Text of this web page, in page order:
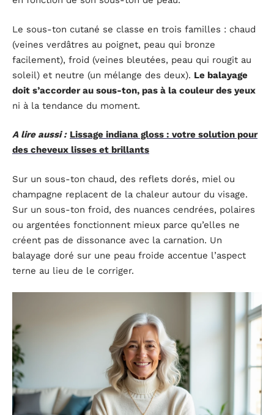
Le sous-ton cutané se classe en trois familles : chaud
(veines verdâtres au poignet, peau qui bronze
facilement), froid (veines bleutées, peau qui rougit au
soleil) et neutre (un mélange des deux). Le balayage
doit s’accorder au sous-ton, pas à la couleur des yeux
ni à la tendance du moment.
A lire aussi : Lissage indiana gloss : votre solution pour
des cheveux lisses et brillants
Sur un sous-ton chaud, des reflets dorés, miel ou
champagne replacent de la chaleur autour du visage.
Sur un sous-ton froid, des nuances cendrées, polaires
ou argentées fonctionnent mieux parce qu’elles ne
créent pas de dissonance avec la carnation. Un
balayage doré sur une peau froide accentue l’aspect
terne au lieu de le corriger.